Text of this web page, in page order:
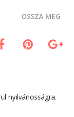
OSSZA MEG
nyilvánosságra.